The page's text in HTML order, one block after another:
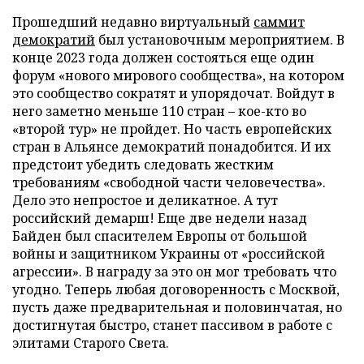
Прошедший недавно виртуальный саммит
демократий был установочным мероприятием. В
конце 2023 года должен состояться еще один
форум «нового мирового сообщества», на котором
это сообщество сократят и упорядочат. Войдут в
него заметно меньше 110 стран – кое-кто во
«второй тур» не пройдет. Но часть европейских
стран в Альянсе демократий понадобится. И их
предстоит убедить следовать жестким
требованиям «свободной части человечества».
Дело это непростое и деликатное. А тут
российский демарш! Еще две недели назад
Байден был спасителем Европы от большой
войны и защитником Украины от «российской
агрессии». В награду за это он мог требовать что
угодно. Теперь любая договоренность с Москвой,
пусть даже предварительная и половинчатая, но
достигнутая быстро, станет пассивом в работе с
элитами Старого Света.